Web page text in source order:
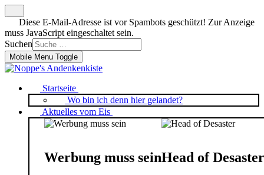
Diese E-Mail-Adresse ist vor Spambots geschützt! Zur Anzeige
muss JavaScript eingeschaltet sein.
Suchen
Mobile Menu Toggle
Startseite
Wo bin ich denn hier gelandet?
Aktuelles vom Eis
Werbung muss seinHead of Desaster